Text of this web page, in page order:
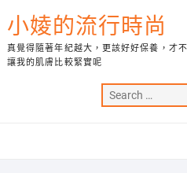
to
content
小婈的流行時尚
真覺得隨著年紀越大，更該好好保養，才
讓我的肌膚比較緊實呢